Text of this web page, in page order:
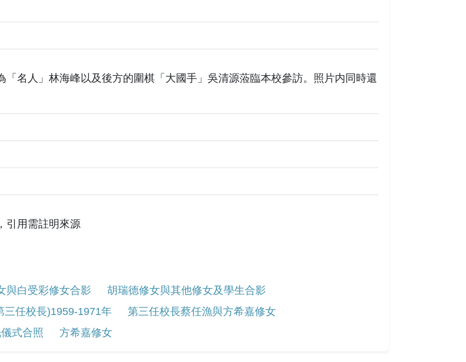
名人」林海峰以及後方的圍棋「大國手」吳清源蒞臨本校參訪。照片内同時還
引用需註明來源
與白受彩修女合影
胡瑞德修女與其他修女及學生合影
三任校長)1959-1971年
第三任校長蔡任漁與方希嘉修女
式合照 方希嘉修女